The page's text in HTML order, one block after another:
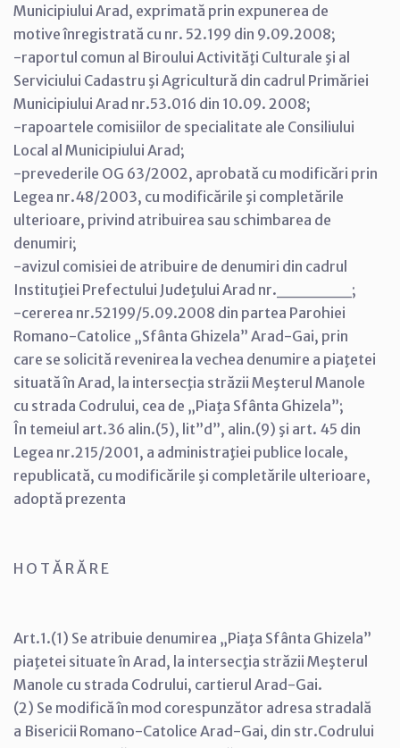
Municipiului Arad, exprimată prin expunerea de
motive înregistrată cu nr. 52.199 din 9.09.2008;
-raportul comun al Biroului Activităţi Culturale şi al
Serviciului Cadastru şi Agricultură din cadrul Primăriei
Municipiului Arad nr.53.016 din 10.09. 2008;
-rapoartele comisiilor de specialitate ale Consiliului
Local al Municipiului Arad;
-prevederile OG 63/2002, aprobată cu modificări prin
Legea nr.48/2003, cu modificările şi completările
ulterioare, privind atribuirea sau schimbarea de
denumiri;
-avizul comisiei de atribuire de denumiri din cadrul
Instituţiei Prefectului Judeţului Arad nr.______;
-cererea nr.52199/5.09.2008 din partea Parohiei
Romano-Catolice „Sfânta Ghizela” Arad-Gai, prin
care se solicită revenirea la vechea denumire a piaţetei
situată în Arad, la intersecţia străzii Meşterul Manole
cu strada Codrului, cea de „Piaţa Sfânta Ghizela”;
În temeiul art.36 alin.(5), lit”d”, alin.(9) şi art. 45 din
Legea nr.215/2001, a administraţiei publice locale,
republicată, cu modificările şi completările ulterioare,
adoptă prezenta
H O T Ă R Ă R E
Art.1.(1) Se atribuie denumirea „Piaţa Sfânta Ghizela”
piaţetei situate în Arad, la intersecţia străzii Meşterul
Manole cu strada Codrului, cartierul Arad-Gai.
(2) Se modifică în mod corespunzător adresa stradală
a Bisericii Romano-Catolice Arad-Gai, din str.Codrului